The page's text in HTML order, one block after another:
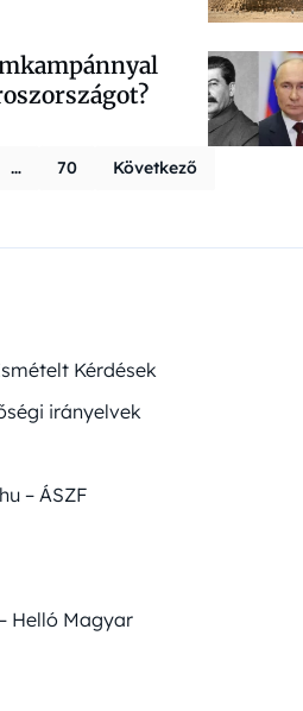
Bejegyzések
… 70 Következő
Kérdések
irányelvek
– ÁSZF
Helló Magyar